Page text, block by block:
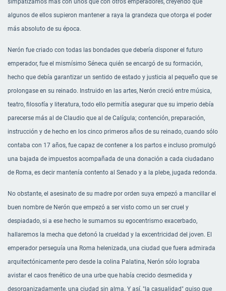
algunos de ellos supieron mantener a raya la grandeza que otorga el poder
más absoluto de su época.
Nerón fue criado con todas las bondades que debería disponer el futuro
emperador, fue el mismísimo Séneca quién se encargó de su formación,
hecho que debía garantizar un sentido de estado y justicia al pequeño que se
prolongase en su reinado. Instruido en las artes, Nerón creció entre música,
teatro, filosofía y literatura, todo ello permitía asegurar que su imperio debía
parecerse más al de Claudio que al de Calígula; contención, preparación,
instrucción y de hecho en los cinco primeros años de su reinado, cuando sólo
contaba con 17 años, fue capaz de contener a los partos e incluso promulgó
una bajada de impuestos acompañada de una donación a cada ciudadano
de Roma, es decir mantenía contento al Senado y a la plebe, jugada redonda.
No obstante, el asesinato de su madre por orden suya empezó a mancillar el
buen nombre de Nerón que empezó a ser visto como un ser cruel y
despiadado, si a ese hecho le sumamos su egocentrismo exacerbado,
hallaremos la mecha que detonó la crueldad y la excentricidad del joven. El
emperador perseguía una Roma helenizada, una ciudad que fuera admirada
arquitectónicamente pero desde la colina Palatina, Nerón sólo lograba
avistar el caos frenético de una urbe que había crecido desmedida y
desorganizadamente, una ciudad sin alma. Y así, "la casualidad" quiso que